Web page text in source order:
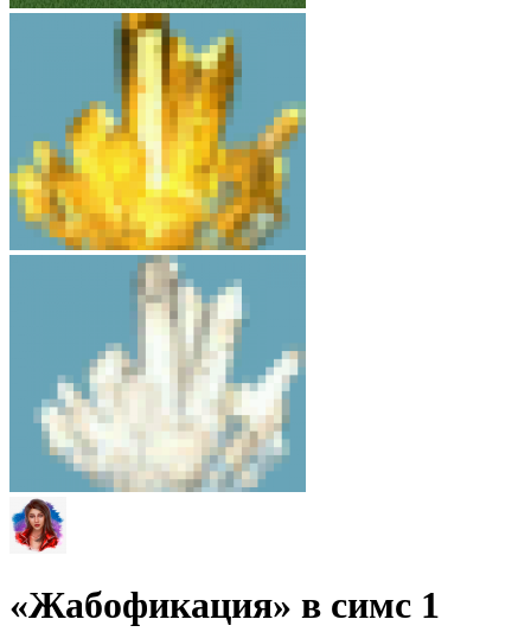
«Жабофикация» в симс 1